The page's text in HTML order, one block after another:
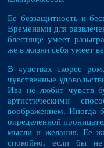
Ее беззащитность и
Временами для
блестяще умеет
же в жизни себя умеет
В чувствах скорее
чувственные
Ива не любит чувств
артистическими
воображением. Иногда
определенной
мысли и желания. Ее
спокойно, если бы